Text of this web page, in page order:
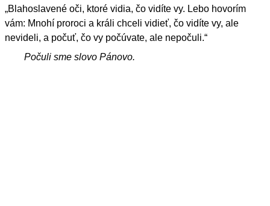
„Blahoslavené oči, ktoré vidia, čo vidíte vy. Lebo hovorím
vám: Mnohí proroci a králi chceli vidieť, čo vidíte vy, ale
nevideli, a počuť, čo vy počúvate, ale nepočuli.“
Počuli sme slovo Pánovo.